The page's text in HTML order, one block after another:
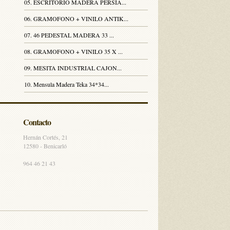
05. ESCRITORIO MADERA PERSIA...
06. GRAMOFONO + VINILO ANTIK...
07. 46 PEDESTAL MADERA 33 ...
08. GRAMOFONO + VINILO 35 X ...
09. MESITA INDUSTRIAL CAJON...
10. Mensula Madera Teka 34*34...
Contacto
Hernán Cortés, 21
12580 - Benicarló
964 46 21 43